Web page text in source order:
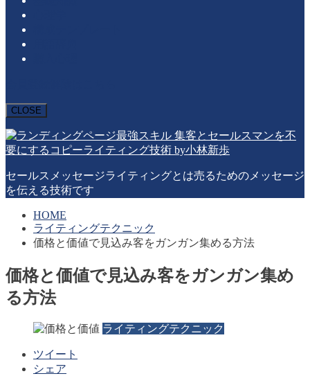
CLOSE
セールスメッセージライティングとは売るためのメッセージ
を伝える技術です
HOME
ライティングテクニック
価格と価値で見込み客をガンガン集める方法
価格と価値で見込み客をガンガン集め
る方法
ライティングテクニック
ツイート
シェア